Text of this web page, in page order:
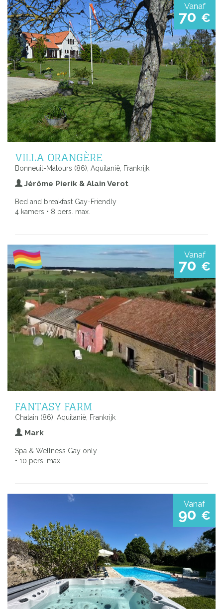
Vanaf
70 €
VILLA ORANGÈRE
Bonneuil-Matours (86), Aquitanië, Frankrijk
Jérôme Pierik & Alain Verot
Bed and breakfast Gay-Friendly
4 kamers • 8 pers. max.
Vanaf
70 €
FANTASY FARM
Chatain (86), Aquitanië, Frankrijk
Mark
Spa & Wellness Gay only
• 10 pers. max.
Vanaf
90 €